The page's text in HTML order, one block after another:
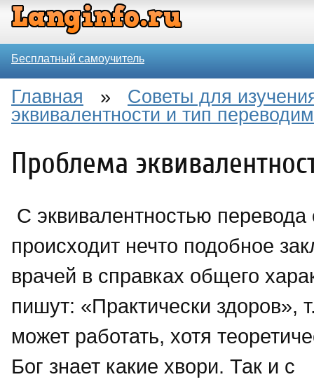
Бесплатный самоучитель
Главная » Советы для
эквивалентности и тип
Проблема
С эквивалентностью перевода
происходит нечто подобное
врачей в справках общего
пишут: «Практически здоров»,
может работать, хотя
Бог знает какие хвори. Так и с